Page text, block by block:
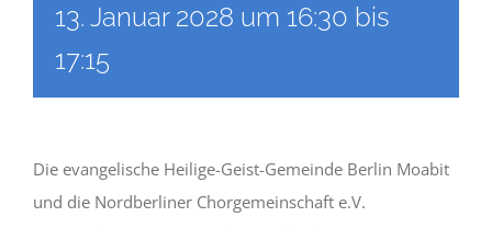
13. Januar 2028 um 16:30 bis
17:15
Die evangelische Heilige-Geist-Gemeinde Berlin Moabit
und die Nordberliner Chorgemeinschaft e.V.